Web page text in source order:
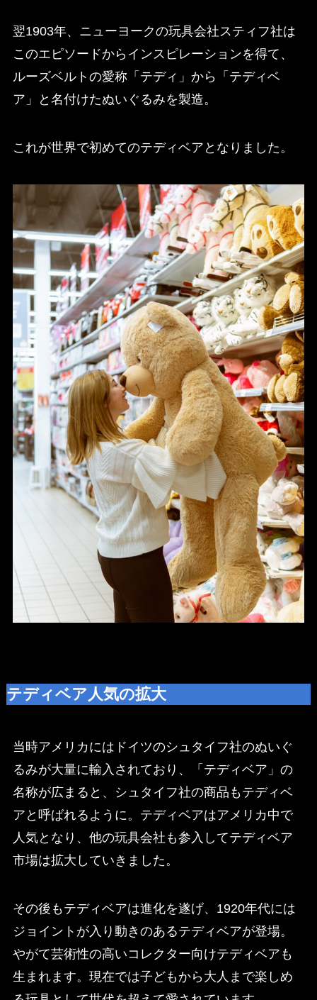
翌1903年、ニューヨークの玩具会社スティフ社は
このエピソードからインスピレーションを得て、
ルーズベルトの愛称「テディ」から「テディベ
ア」と名付けたぬいぐるみを製造。
これが世界で初めてのテディベアとなりました。
テディベア人気の拡大
当時アメリカにはドイツのシュタイフ社のぬいぐ
るみが大量に輸入されており、「テディベア」の
名称が広まると、シュタイフ社の商品もテディベ
アと呼ばれるように。テディベアはアメリカ中で
人気となり、他の玩具会社も参入してテディベア
市場は拡大していきました。
その後もテディベアは進化を遂げ、1920年代には
ジョイントが入り動きのあるテディベアが登場。
やがて芸術性の高いコレクター向けテディベアも
生まれます。現在では子どもから大人まで楽しめ